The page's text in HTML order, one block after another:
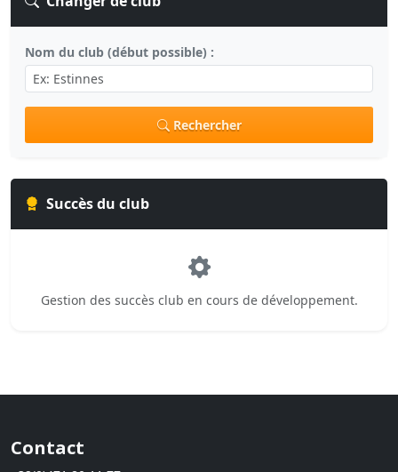
Nom du club (début possible) :
Rechercher
Succès du club
Gestion des succès club en cours de développement.
Contact